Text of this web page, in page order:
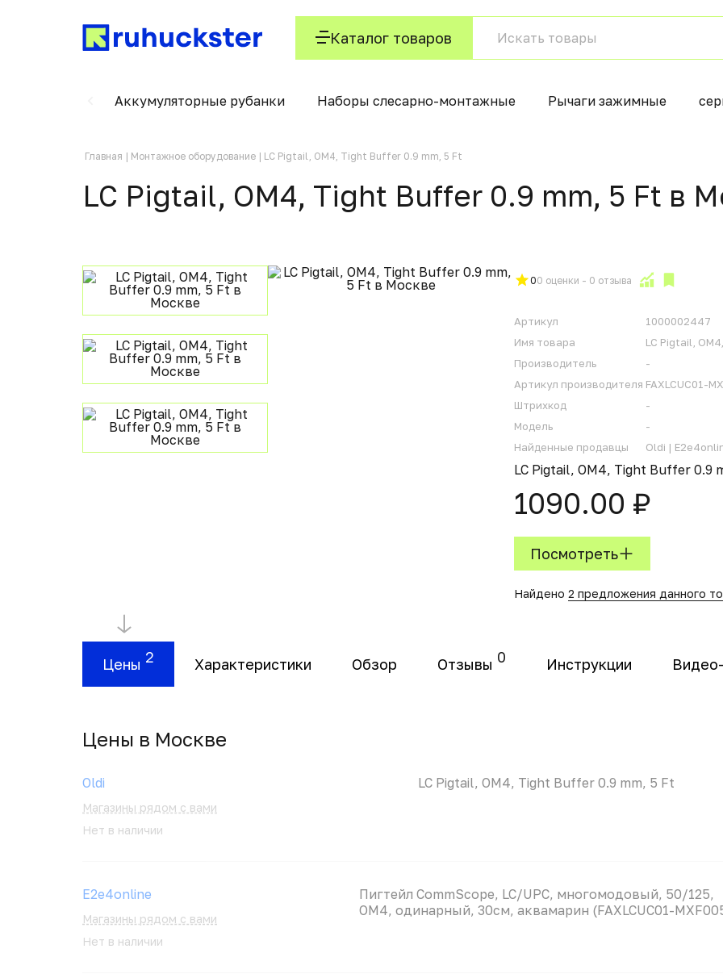
Каталог товаров
Аккумуляторные рубанки Наборы слесарно-монтажные Рычаги зажимные
Главная Монтажное оборудование LC Pigtail, OM4, Tight Buffer 0.9 mm, 5 Ft
LC Pigtail, OM4, Tight Buffer 0.9 mm, 5 Ft в
00 оценки - 0 отзыва
Артикул
1000002447
Имя товара
LC Pigtail,
Производитель
-
Артикул производителя FAXLCUC01-
Штрихкод
-
Модель
-
Найденные продавцы
Oldi |
LC Pigtail, OM4, Tight Buffer 0.9
1090.00 ₽
Посмотреть
Найдено 2 предложения данного
Цены 2 Характеристики Обзор Отзывы 0 Инструкции
Цены в Москвe
Oldi
Магазины рядом с вами
Нет в наличии
LC Pigtail, OM4, Tight Buffer 0.9 mm, 5 Ft
E2e4online
Магазины рядом с вами
Нет в наличии
Пигтейл CommScope, LC/UPC, многомодовый, 50/125,
OM4, одинарный, 30см, аквамарин (FAXLCUC01-